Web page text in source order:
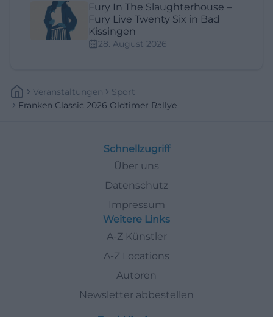
Fury In The Slaughterhouse –
Fury Live Twenty Six in Bad
Kissingen
28. August 2026
Veranstaltungen
Sport
Franken Classic 2026 Oldtimer Rallye
Schnellzugriff
Über uns
Datenschutz
Impressum
Weitere Links
A-Z Künstler
A-Z Locations
Autoren
Newsletter abbestellen